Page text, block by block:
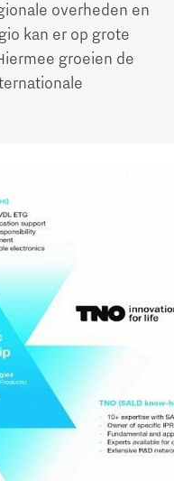
overheden en
kan er op grote
groeien de